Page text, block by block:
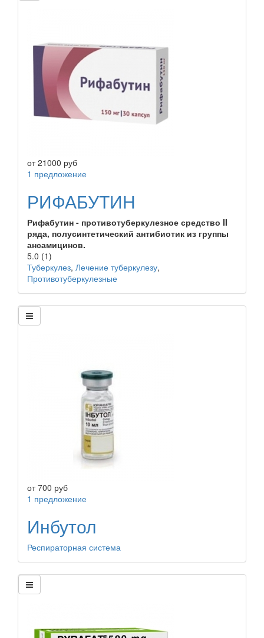
от21000 руб
1 предложение
РИФАБУТИН
Рифабутин - противотуберкулезное средство II
ряда, полусинтетический антибиотик из группы
ансамицинов.
5.0 (1)
Туберкулез, Лечение туберкулезу,
Противотуберкулезные
от700 руб
1 предложение
Инбутол
Респираторная система